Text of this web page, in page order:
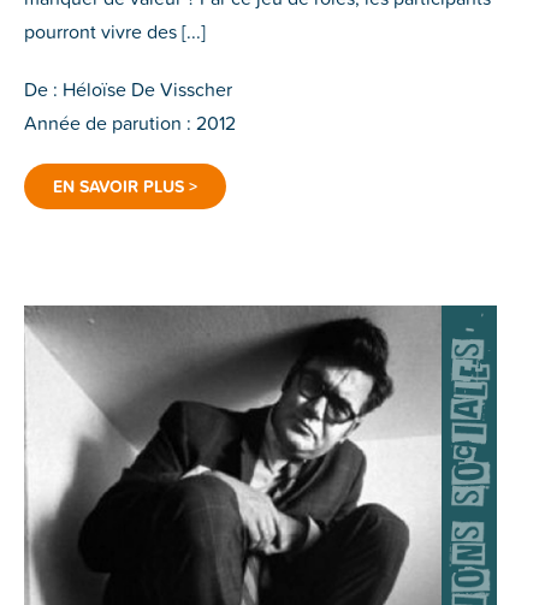
pourront vivre des [...]
De : Héloïse De Visscher
Année de parution : 2012
EN SAVOIR PLUS >